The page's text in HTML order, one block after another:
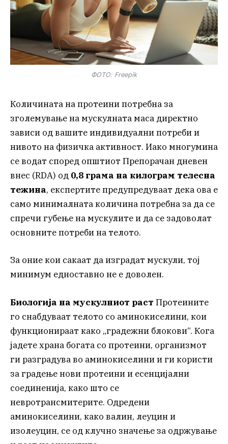
ФОТО: Freepik
Количината на протеини потребна за
зголемување на мускулната маса директно
зависи од вашите индивидуални потреби и
нивото на физичка активност. Иако многумина
се водат според општиот Препорачан дневен
внес (RDA) од 0,8 грама на килограм телесна
тежина, експертите предупредуваат дека ова е
само минималната количина потребна за да се
спречи губење на мускулите и да се задоволат
основните потреби на телото.
За оние кои сакаат да изградат мускули, тој
минимум едноставно не е доволен.
Биологија на мускулниот раст Протеините
го снабдуваат телото со аминокиселини, кои
функционираат како „градежни блокови“. Кога
јадете храна богата со протеини, организмот
ги разградува во аминокиселини и ги користи
за градење нови протеини и есенцијални
соединенија, како што се
невротрансмитерите. Одредени
аминокиселини, како валин, леуцин и
изолеуцин, се од клучно значење за одржување